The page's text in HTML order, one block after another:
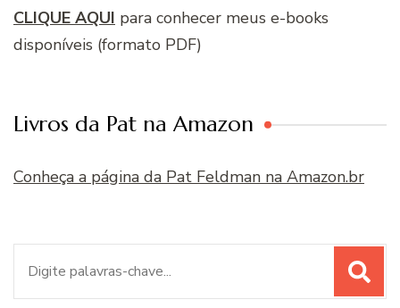
CLIQUE AQUI para conhecer meus e-books
disponíveis (formato PDF)
Livros da Pat na Amazon
Conheça a página da Pat Feldman na Amazon.br